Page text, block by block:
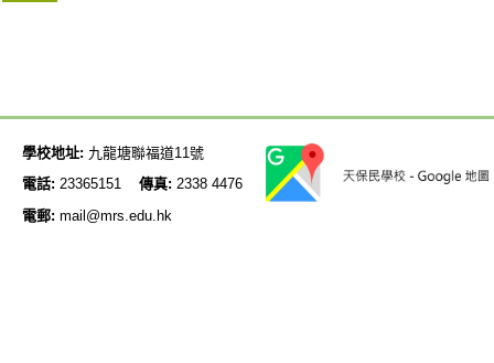
學校地址: 九龍塘聯福道11號
電話: 23365151 傳真: 2338 4476
電郵: mail@mrs.edu.hk